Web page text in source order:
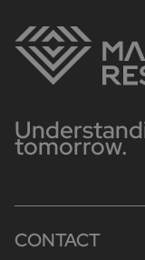
tomorrow.
CONTACT